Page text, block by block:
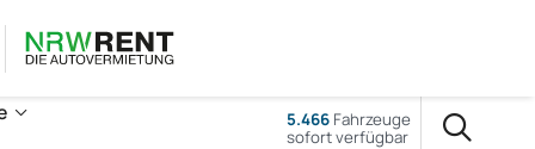
5.466Fahrzeuge
sofort verfügbar